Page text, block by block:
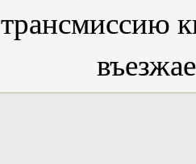
трансмиссию